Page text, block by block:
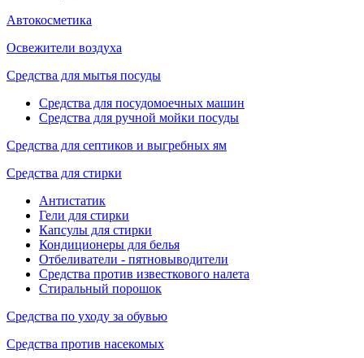
Автокосметика
Освежители воздуха
Средства для мытья посуды
Средства для посудомоечных машин
Средства для ручной мойки посуды
Средства для септиков и выгребных ям
Средства для стирки
Антистатик
Гели для стирки
Капсулы для стирки
Кондиционеры для белья
Отбеливатели - пятновыводители
Средства против известкового налета
Стиральный порошок
Средства по уходу за обувью
Средства против насекомых